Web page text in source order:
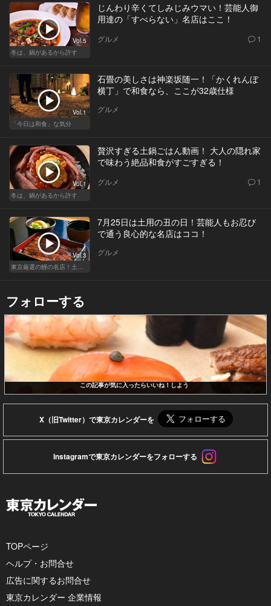
Vol.5
冬は、鍋があるから許す
じんわり辛くてしみじみウマい！芸能人御
用達の「すべらない」名店はここ！
グルメ 1
Vol.1
「今日は和食」な気分
石畳の美しさは神楽坂随一！「かくれんぼ
横丁」で和食なら、ここが32歳仕様
グルメ
Vol.1
冬は、鍋があるから許す
贅沢すぎる土鍋ごはん動画！ 大人の隠れ家
で味わう絶品和食がすごすぎる！
グルメ 1
Vol.3
7月25日は土用の丑の日！芸能人もお忍び
で通う良心的な名店はココ！
グルメ
フォローする
この記事が気に入ったらいいね！しよう
X（旧Twitter）で東京カレンダーを
Instagramで東京カレンダーをフォローする
TOPページ
ヘルプ・お問合せ
広告に関するお問合せ
東京カレンダー 企業情報